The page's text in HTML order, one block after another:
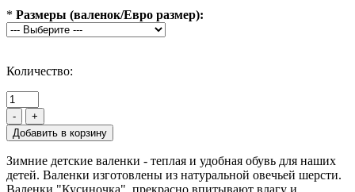
* Размеры (валенок/Евро размер):
Количество:
- +
Зимние детские валенки - теплая и удобная обувь для наших
детей. Валенки изготовлены из натуральной овечьей шерсти.
Валенки "Кусиночка", прекрасно впитывают влагу и